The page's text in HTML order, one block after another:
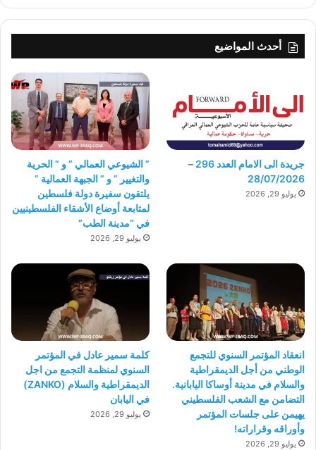
أحدث المواضيع
جريدة الى الامام العدد 296 –
28/07/2026
يوليو 29, 2026
” الشيوعي العمالي ” و ” الحرية
والتغيير ” و ” الجبهة العمالية ”
يلتقون سفيرة دولة فلسطين
لمتابعة أوضاع الأشقاء الفلسطينيين
في “مدينة الطب”
يوليو 29, 2026
انعقاد المؤتمر السنوي للتجمع
الوطني من أجل الديمقراطية
والسلام في مدينة أوساكا اليابانية.
التضامن مع الشعب الفلسطيني
يهيمن على جلسات المؤتمر
وأوراقه وقراراته!
يوليو 29, 2026
كلمة سمير عادل في المؤتمر
السنوي لمنظمة التجمع من اجل
الديمقراطية والسلام (ZANKO)
في اليابان
يوليو 29, 2026